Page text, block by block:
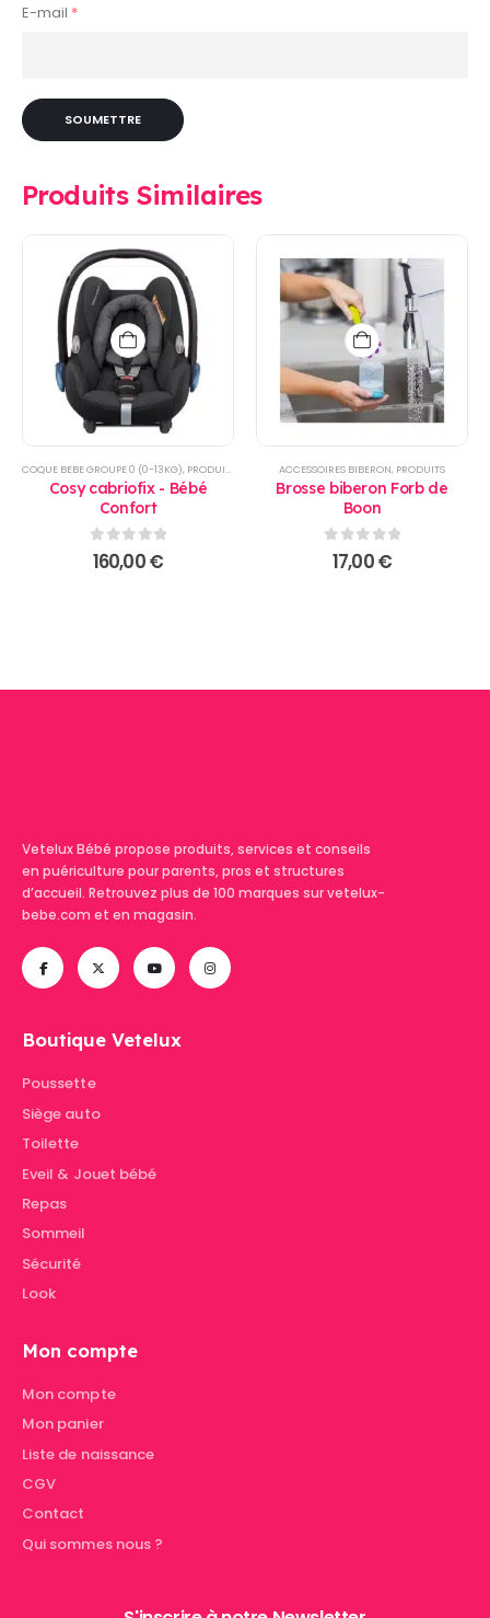
E-mail *
Produits Similaires
COQUE BEBE GROUPE 0 (0-13KG), PRODUITS
Cosy cabriofix - Bébé
Confort
0sur 5
160,00€
ACCESSOIRES BIBERON, PRODUITS
Brosse biberon Forb de
Boon
0sur 5
17,00€
Vetelux Bébé propose produits, services et conseils
en puériculture pour parents, pros et structures
d’accueil. Retrouvez plus de 100 marques sur vetelux-
bebe.com et en magasin.
Boutique Vetelux
Poussette
Siège auto
Toilette
Eveil & Jouet bébé
Repas
Sommeil
Sécurité
Look
Mon compte
Mon compte
Mon panier
Liste de naissance
CGV
Contact
Qui sommes nous ?